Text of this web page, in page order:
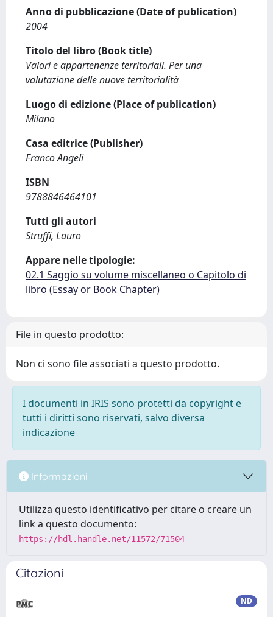
Anno di pubblicazione (Date of publication)
2004
Titolo del libro (Book title)
Valori e appartenenze territoriali. Per una
valutazione delle nuove territorialità
Luogo di edizione (Place of publication)
Milano
Casa editrice (Publisher)
Franco Angeli
ISBN
9788846464101
Tutti gli autori
Struffi, Lauro
Appare nelle tipologie:
02.1 Saggio su volume miscellaneo o Capitolo di
libro (Essay or Book Chapter)
File in questo prodotto:
Non ci sono file associati a questo prodotto.
I documenti in IRIS sono protetti da copyright e
tutti i diritti sono riservati, salvo diversa
indicazione
Informazioni
Utilizza questo identificativo per citare o creare un
link a questo documento:
https://hdl.handle.net/11572/71504
Citazioni
ND